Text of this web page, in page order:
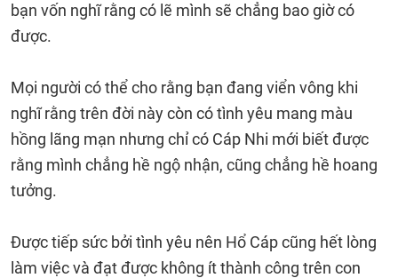
bạn vốn nghĩ rằng có lẽ mình sẽ chẳng bao giờ có
được.
Mọi người có thể cho rằng bạn đang viển vông khi
nghĩ rằng trên đời này còn có tình yêu mang màu
hồng lãng mạn nhưng chỉ có Cáp Nhi mới biết được
rằng mình chẳng hề ngộ nhận, cũng chẳng hề hoang
tưởng.
Được tiếp sức bởi tình yêu nên Hổ Cáp cũng hết lòng
làm việc và đạt được không ít thành công trên con